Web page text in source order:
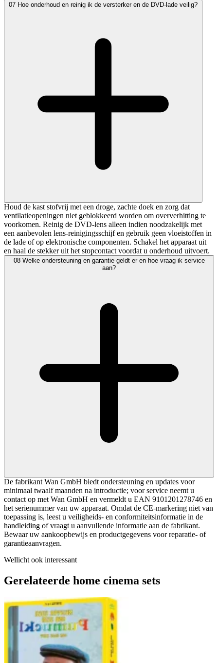
07 Hoe onderhoud en reinig ik de versterker en de DVD-lade veilig?
Houd de kast stofvrij met een droge, zachte doek en zorg dat
ventilatieopeningen niet geblokkeerd worden om oververhitting te
voorkomen. Reinig de DVD-lens alleen indien noodzakelijk met
een aanbevolen lens-reinigingsschijf en gebruik geen vloeistoffen in
de lade of op elektronische componenten. Schakel het apparaat uit
en haal de stekker uit het stopcontact voordat u onderhoud uitvoert.
08 Welke ondersteuning en garantie geldt er en hoe vraag ik service
aan?
De fabrikant Wan GmbH biedt ondersteuning en updates voor
minimaal twaalf maanden na introductie; voor service neemt u
contact op met Wan GmbH en vermeldt u EAN 9101201278746 en
het serienummer van uw apparaat. Omdat de CE-markering niet van
toepassing is, leest u veiligheids- en conformiteitsinformatie in de
handleiding of vraagt u aanvullende informatie aan de fabrikant.
Bewaar uw aankoopbewijs en productgegevens voor reparatie- of
garantieaanvragen.
Wellicht ook interessant
Gerelateerde home cinema sets